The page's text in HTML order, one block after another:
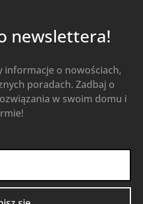
newslettera!
informacje o nowościach,
poradach. Zadbaj o
w swoim domu i